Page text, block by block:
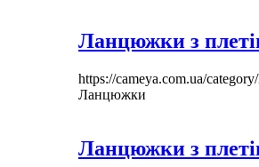
Ланцюжки з
https://cameya.com.ua/
Ланцюжки
Ланцюжки з